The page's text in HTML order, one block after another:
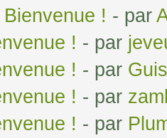
! - par
! - par
! - par
! - par
! - par